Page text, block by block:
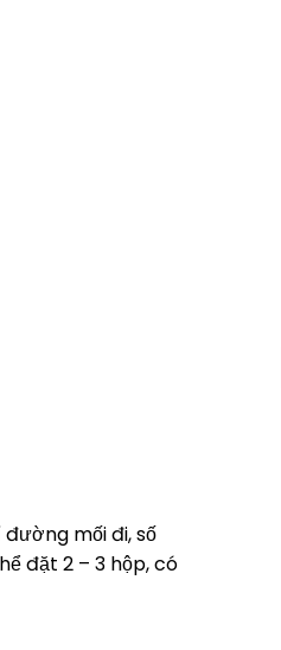
mối đi, số
đặt 2 – 3 hộp, có